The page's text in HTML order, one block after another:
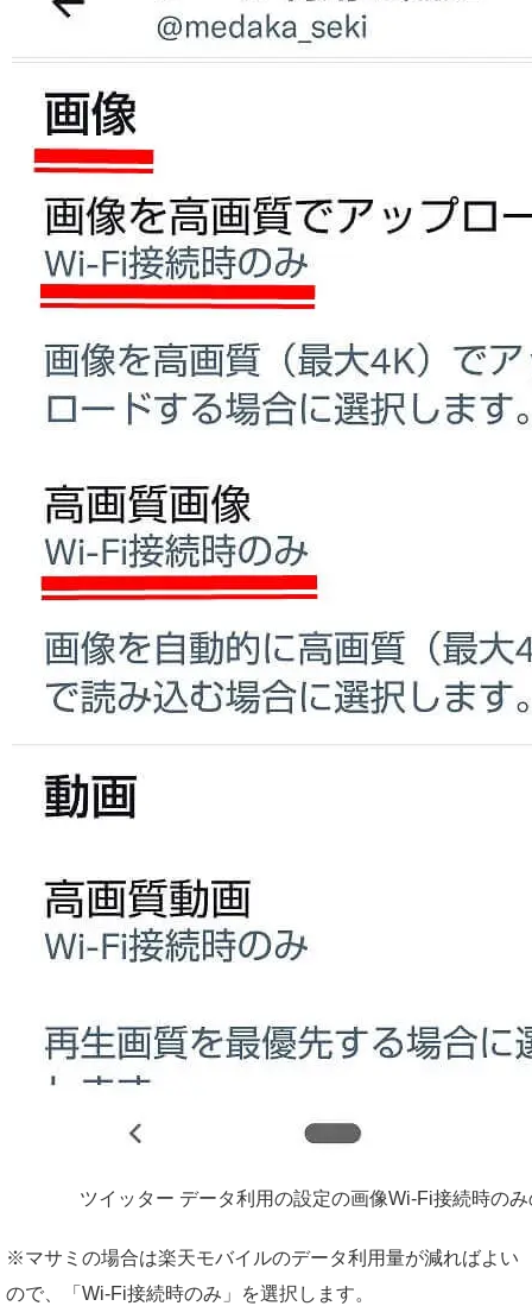
ツイッター データ利用の設定の画像Wi-Fi接続時の
※マサミの場合は楽天モバイルのデータ利用量が減ればよい
ので、
「Wi-Fi接続時のみ」を選択します。